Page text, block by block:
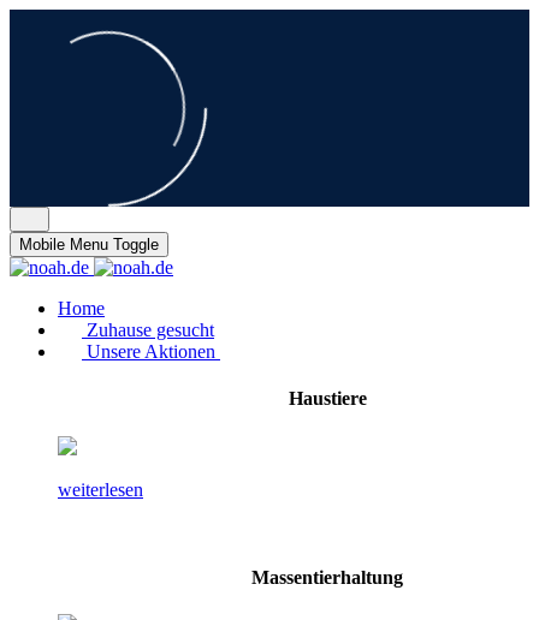
Mobile Menu Toggle
Home
Zuhause gesucht
Unsere Aktionen
Haustiere
weiterlesen
Massentierhaltung